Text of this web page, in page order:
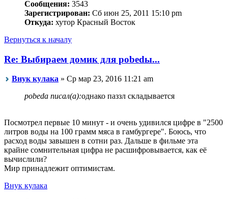
Сообщения: 3543
Зарегистрирован: Сб июн 25, 2011 15:10 pm
Откуда: хутор Красный Восток
Вернуться к началу
Re: Выбираем домик для pobedы...
Внук кулака » Ср мар 23, 2016 11:21 am
pobeda писал(а):однако паззл складывается
Посмотрел первые 10 минут - и очень удивился цифре в "2500
литров воды на 100 грамм мяса в гамбургере". Боюсь, что
расход воды завышен в сотни раз. Дальше в фильме эта
крайне сомнительная цифра не расшифровывается, как её
вычислили?
Мир принадлежит оптимистам.
Внук кулака